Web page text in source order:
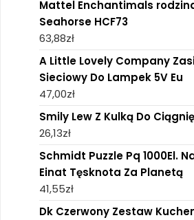
Mattel Enchantimals
Seahorse HCF73
63,88zł
A Little Lovely Company
Sieciowy Do Lampek 5V Eu
47,00zł
Smily Lew Z Kulką Do
26,13zł
Schmidt Puzzle Pq 1000El.
Einat Tęsknota Za Planetą
41,55zł
Dk Czerwony Zestaw